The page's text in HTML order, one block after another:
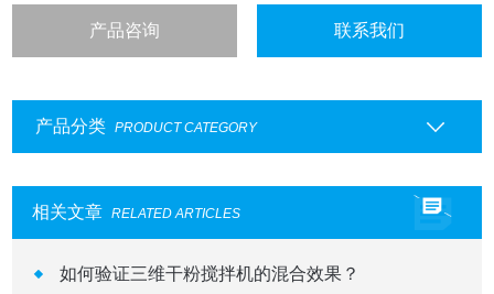
产品咨询 联系我们
产品分类 PRODUCT CATEGORY
相关文章 RELATED ARTICLES
如何验证三维干粉搅拌机的混合效果？